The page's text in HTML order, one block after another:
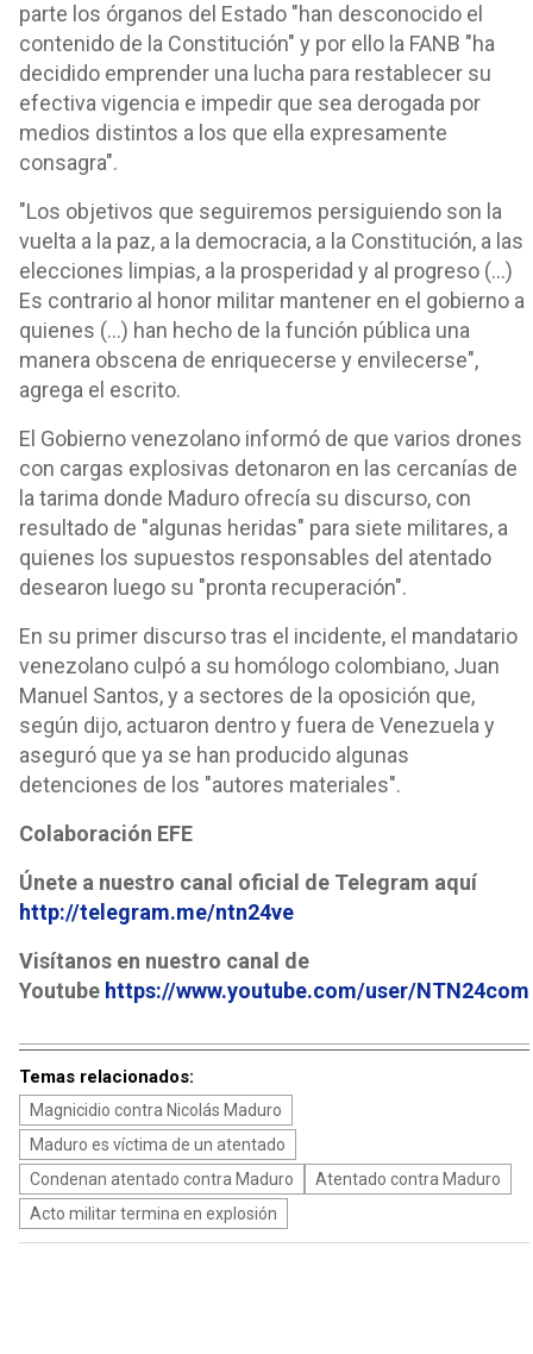
parte los órganos del Estado "han desconocido el
contenido de la Constitución" y por ello la FANB "ha
decidido emprender una lucha para restablecer su
efectiva vigencia e impedir que sea derogada por
medios distintos a los que ella expresamente
consagra".
"Los objetivos que seguiremos persiguiendo son la
vuelta a la paz, a la democracia, a la Constitución, a las
elecciones limpias, a la prosperidad y al progreso (...)
Es contrario al honor militar mantener en el gobierno a
quienes (...) han hecho de la función pública una
manera obscena de enriquecerse y envilecerse",
agrega el escrito.
El Gobierno venezolano informó de que varios drones
con cargas explosivas detonaron en las cercanías de
la tarima donde Maduro ofrecía su discurso, con
resultado de "algunas heridas" para siete militares, a
quienes los supuestos responsables del atentado
desearon luego su "pronta recuperación".
En su primer discurso tras el incidente, el mandatario
venezolano culpó a su homólogo colombiano, Juan
Manuel Santos, y a sectores de la oposición que,
según dijo, actuaron dentro y fuera de Venezuela y
aseguró que ya se han producido algunas
detenciones de los "autores materiales".
Colaboración EFE
Únete a nuestro canal oficial de Telegram aquí
http://telegram.me/ntn24ve
Visítanos en nuestro canal de
Youtube https://www.youtube.com/user/NTN24com
Temas relacionados:
Magnicidio contra Nicolás Maduro
Maduro es víctima de un atentado
Condenan atentado contra Maduro
Atentado contra Maduro
Acto militar termina en explosión